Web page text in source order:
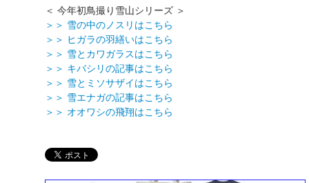
＜ 今年初鳥撮り雪山シリーズ ＞
＞＞ 雪の中のノスリはこちら
＞＞ ヒガラの羽繕いはこちら
＞＞ 雪とカワガラスはこちら
＞＞ キバシリの記事はこちら
＞＞ 雪とミソサザイはこちら
＞＞ 雪エナガの記事はこちら
＞＞ オオワシの飛翔はこちら